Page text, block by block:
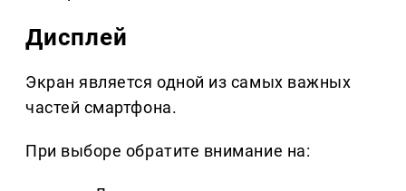
Дисплей
Экран является одной из самых важных
частей смартфона.
При выборе обратите внимание на: